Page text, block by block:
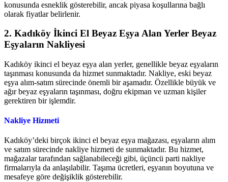
konusunda esneklik gösterebilir, ancak piyasa koşullarına bağlı
olarak fiyatlar belirlenir.
2. Kadıköy İkinci El Beyaz Eşya Alan Yerler Beyaz
Eşyaların Nakliyesi
Kadıköy ikinci el beyaz eşya alan yerler, genellikle beyaz eşyaların
taşınması konusunda da hizmet sunmaktadır. Nakliye, eski beyaz
eşya alım-satım sürecinde önemli bir aşamadır. Özellikle büyük ve
ağır beyaz eşyaların taşınması, doğru ekipman ve uzman kişiler
gerektiren bir işlemdir.
Nakliye Hizmeti
Kadıköy’deki birçok ikinci el beyaz eşya mağazası, eşyaların alım
ve satım sürecinde nakliye hizmeti de sunmaktadır. Bu hizmet,
mağazalar tarafından sağlanabileceği gibi, üçüncü parti nakliye
firmalarıyla da anlaşılabilir. Taşıma ücretleri, eşyanın boyutuna ve
mesafeye göre değişiklik gösterebilir.